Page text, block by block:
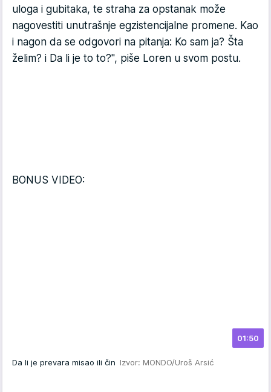
uloga i gubitaka, te straha za opstanak može
nagovestiti unutrašnje egzistencijalne promene. Kao
i nagon da se odgovori na pitanja: Ko sam ja? Šta
želim? i Da li je to to?", piše Loren u svom postu.
BONUS VIDEO:
01:50
Da li je prevara misao ili čin Izvor: MONDO/Uroš Arsić